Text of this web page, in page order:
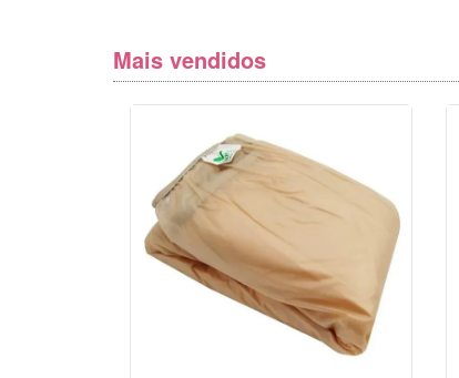
Mais vendidos